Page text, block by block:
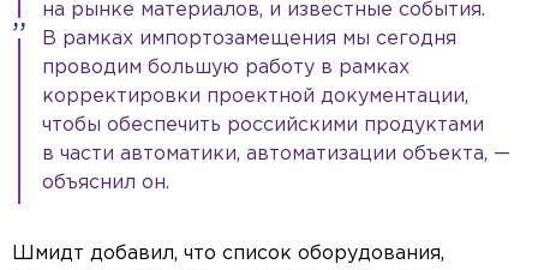
на рынке материалов, и известные события.
В рамках импортозамещения мы сегодня
проводим большую работу в рамках
корректировки проектной документации,
чтобы обеспечить российскими продуктами
в части автоматики, автоматизации объекта, —
объяснил он.
Шмидт добавил, что список оборудования,